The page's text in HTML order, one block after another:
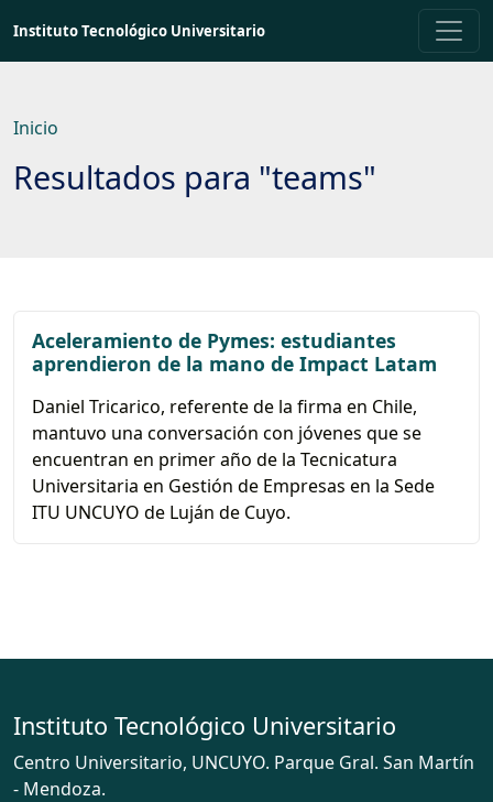
contenido
Instituto Tecnológico Universitario
Inicio
Resultados para "teams"
Aceleramiento de Pymes: estudiantes
aprendieron de la mano de Impact Latam
Daniel Tricarico, referente de la firma en Chile,
mantuvo una conversación con jóvenes que se
encuentran en primer año de la Tecnicatura
Universitaria en Gestión de Empresas en la Sede
ITU UNCUYO de Luján de Cuyo.
Instituto Tecnológico Universitario
Centro Universitario, UNCUYO. Parque Gral. San Martín
- Mendoza.